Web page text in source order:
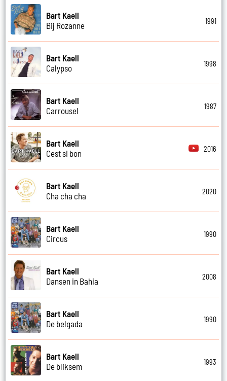
Bart Kaell
Bij Rozanne
1991
Bart Kaell
Calypso
1998
Bart Kaell
Carrousel
1987
Bart Kaell
Cest si bon
2016
Bart Kaell
Cha cha cha
2020
Bart Kaell
Circus
1990
Bart Kaell
Dansen in Bahia
2008
Bart Kaell
De belgada
1990
Bart Kaell
De bliksem
1993